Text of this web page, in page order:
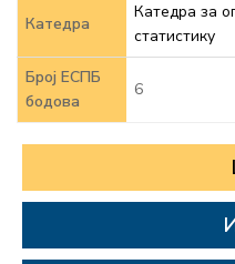
Катедра
Катедра за
статистику
Број ЕСПБ
бодова
6